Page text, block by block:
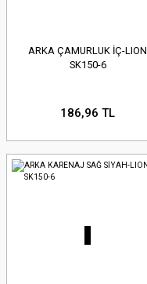
ARKA ÇAMURLUK İÇ-LION
SK150-6
186,96 TL